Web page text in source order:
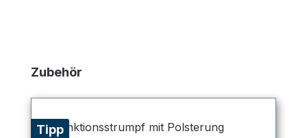
Produktgalerie überspringen
Zubehör
Tipp